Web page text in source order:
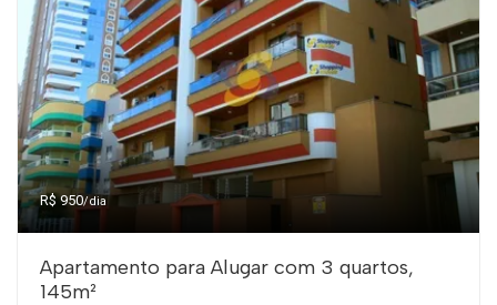
R$ 950/dia
Apartamento para Alugar com 3 quartos,
145m²